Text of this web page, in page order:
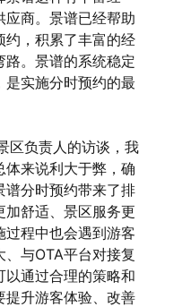
商。景谱已经帮助
约，积累了丰富的经
。景谱的系统稳定
是实施分时预约的最
负责人的访谈，我
来说利大于弊，确
谱分时预约带来了排
加舒适、景区服务更
过程中也会遇到游客
与OTA平台对接复
通过合理的策略和
提升游客体验、改善